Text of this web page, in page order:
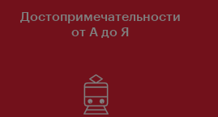
Достопримечательности
от А до Я